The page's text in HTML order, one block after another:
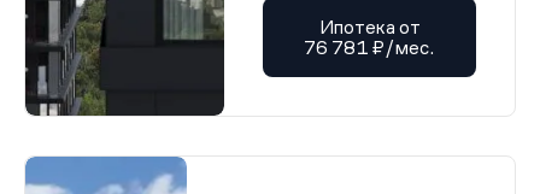
Ипотека от
76 781 ₽/мес.